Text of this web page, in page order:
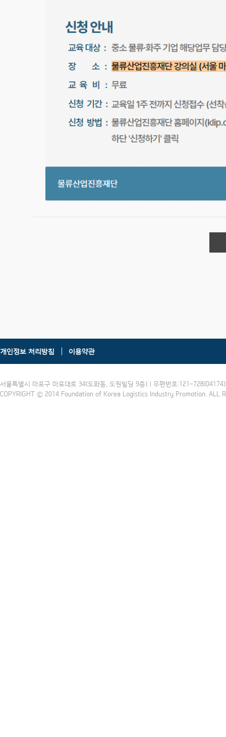
개인정보 처리방침 이용약관
서울특별시 마포구 마포대로 34(도화동, 도원빌딩 9층) | 우편번호:121-
COPYRIGHT ⓒ 2014 Foundation of Korea Logistics Industry Promotion. ALL